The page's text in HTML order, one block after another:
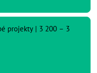
projekty | 3 200 – 3